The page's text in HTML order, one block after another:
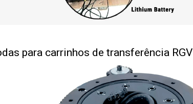
para carrinhos de transferência RGV